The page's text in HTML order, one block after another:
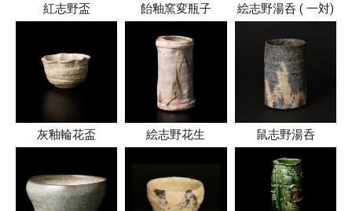
紅志野盃 飴釉窯変瓶子 絵志野湯呑 ( 一対)
灰釉輪花盃 絵志野花生 鼠志野湯呑